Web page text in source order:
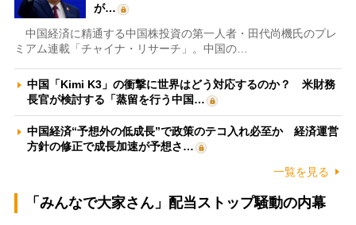
が…
中国経済に精通する中国株投資の第一人者・田代尚機氏のプレ
ミアム連載「チャイナ・リサーチ」。中国の…
中国「Kimi K3」の衝撃に世界はどう対応するのか？ 米財務
長官が検討する「蒸留を行う中国…
中国経済“予想外の低成長”で政策のテコ入れ必至か 経済運営
方針の修正で成長加速が予想さ…
一覧を見る
「みんなで大家さん」配当ストップ騒動の内幕